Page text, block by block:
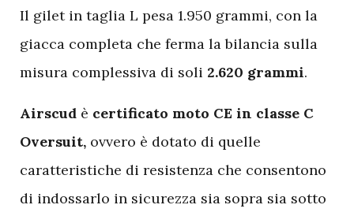
Il gilet in taglia L pesa 1.950 grammi, con la
giacca completa che ferma la bilancia sulla
misura complessiva di soli 2.620 grammi.
Airscud è certificato moto CE in classe C
Oversuit, ovvero è dotato di quelle
caratteristiche di resistenza che consentono
di indossarlo in sicurezza sia sopra sia sotto